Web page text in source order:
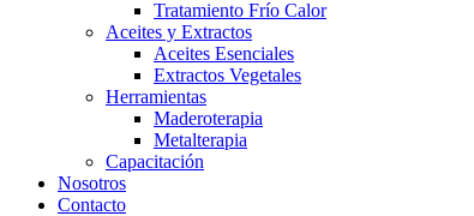
Tratamiento Frío Calor
Aceites y Extractos
Aceites Esenciales
Extractos Vegetales
Herramientas
Maderoterapia
Metalterapia
Capacitación
Nosotros
Contacto